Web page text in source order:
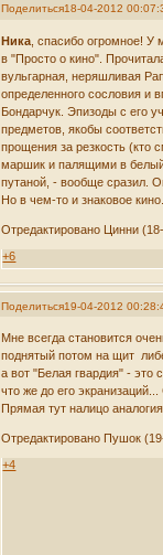
Поделиться18-04-2012
Ника , спасибо огромное!
в "Просто о кино".
вульгарная, неряшливая
определенного сословия и
Бондарчук. Эпизоды с его
предметов, якобы
прощения за резкость
маршик и палящими в белый
путаной, - вообще сразил.
Но в чем-то и знаковое
Отредактировано Цинни
+6
Поделиться19-04-2012
Мне всегда становится
поднятый потом на щит
а вот "Белая гвардия" - это
что же до его
Прямая тут налицо
Отредактировано Пушок
+4